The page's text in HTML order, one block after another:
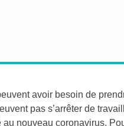
avoir besoin de
pas s’arrêter de
au nouveau coronavirus.